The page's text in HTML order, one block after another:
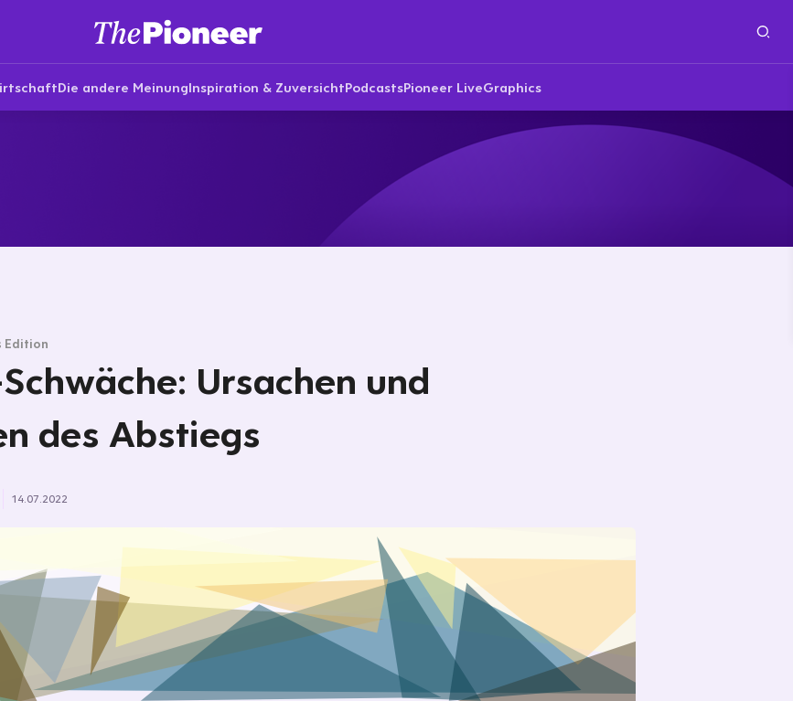
Die andere MeinungInspiration & ZuversichtPodcastsPioneer LiveGraphics
Edition
Ursachen und
des Abstiegs
14.07.2022